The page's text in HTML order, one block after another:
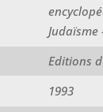
Judaïsme
Editions
1993